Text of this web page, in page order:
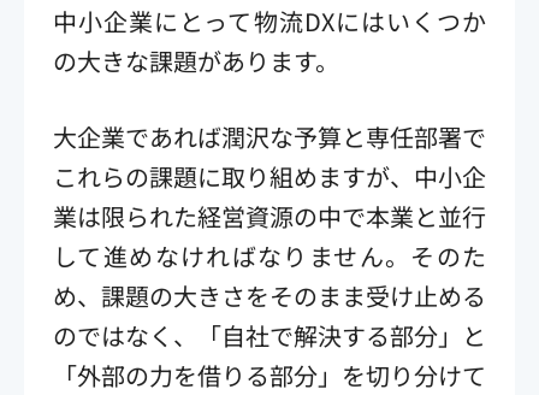
中小企業にとって物流DXにはいくつか
の大きな課題があります。
大企業であれば潤沢な予算と専任部署で
これらの課題に取り組めますが、中小企
業は限られた経営資源の中で本業と並行
して進めなければなりません。そのた
め、課題の大きさをそのまま受け止める
のではなく、「自社で解決する部分」と
「外部の力を借りる部分」を切り分けて